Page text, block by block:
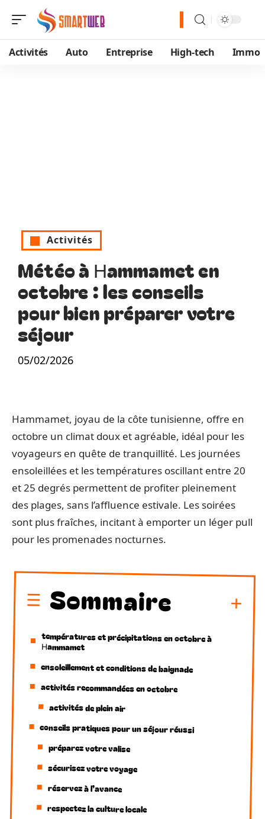
Activités Auto Entreprise High-tech Immo
Activités
Météo à Hammamet en
octobre : les conseils
pour bien préparer votre
séjour
05/02/2026
Hammamet, joyau de la côte tunisienne, offre en
octobre un climat doux et agréable, idéal pour les
voyageurs en quête de tranquillité. Les journées
ensoleillées et les températures oscillant entre 20
et 25 degrés permettent de profiter pleinement
des plages, sans l’affluence estivale. Les soirées
sont plus fraîches, incitant à emporter un léger pull
pour les promenades nocturnes.
Sommaire
températures et précipitations en octobre à
Hammamet
ensoleillement et conditions de baignade
activités recommandées en octobre
activités de plein air
conseils pratiques pour un séjour réussi
préparez votre valise
sécurisez votre voyage
réservez à l’avance
respectez la culture locale